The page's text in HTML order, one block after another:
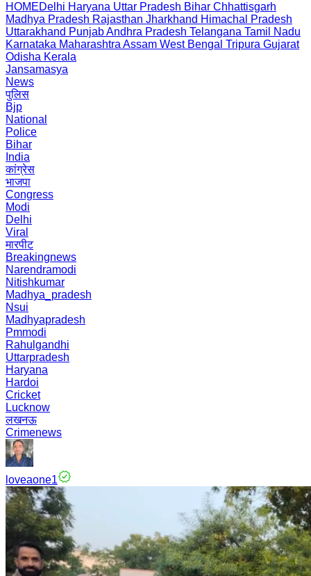
HOMEDelhi Haryana Uttar Pradesh Bihar Chhattisgarh
Madhya Pradesh Rajasthan Jharkhand Himachal Pradesh
Uttarakhand PunjabAndhra Pradesh Telangana Tamil Nadu
Karnataka Maharashtra Assam West Bengal Tripura Gujarat
Odisha Kerala
Jansamasya
News
पुलिस
Bjp
National
Police
Bihar
India
कांग्रेस
भाजपा
Congress
Modi
Delhi
Viral
मारपीट
Breakingnews
Narendramodi
Nitishkumar
Madhya_pradesh
Nsui
Madhyapradesh
Pmmodi
Rahulgandhi
Uttarpradesh
Haryana
Hardoi
Cricket
Lucknow
लखनऊ
Crimenews
loveaone1